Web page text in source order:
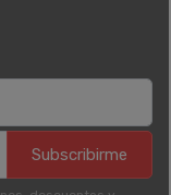
Subscribirme